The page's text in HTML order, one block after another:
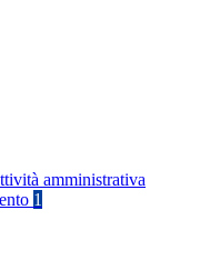
amministrativa
1